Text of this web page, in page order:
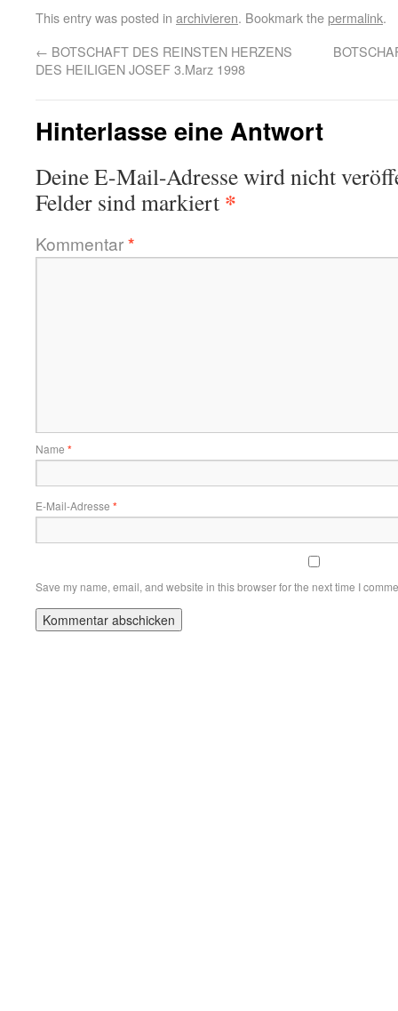
This entry was posted in archivieren. Bookmark thepermalink.
← BOTSCHAFT DES REINSTEN HERZENS
DES HEILIGEN JOSEF 3.Marz 1998
Hinterlasse eine Antwort
Deine E-Mail-Adresse wird nicht
Felder sind markiert *
Kommentar*
Name *
E-Mail-Adresse *
Save my name, email, and website in this browser for the next time I